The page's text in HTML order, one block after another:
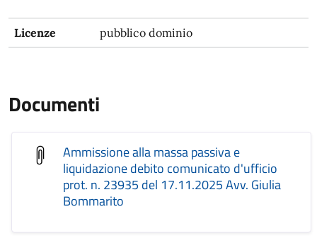
Licenze pubblico dominio
Documenti
Ammissione alla massa passiva e
liquidazione debito comunicato d'ufficio
prot. n. 23935 del 17.11.2025 Avv. Giulia
Bommarito